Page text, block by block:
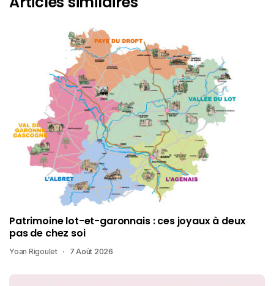
Patrimoine lot-et-garonnais : ces joyaux à deux
pas de chez soi
Yoan Rigoulet 7 Août 2026